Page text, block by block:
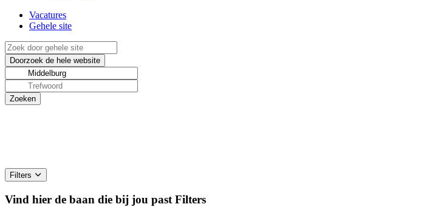
Vacatures
Gehele site
Filters
Vind hier de baan die bij jou past Filters